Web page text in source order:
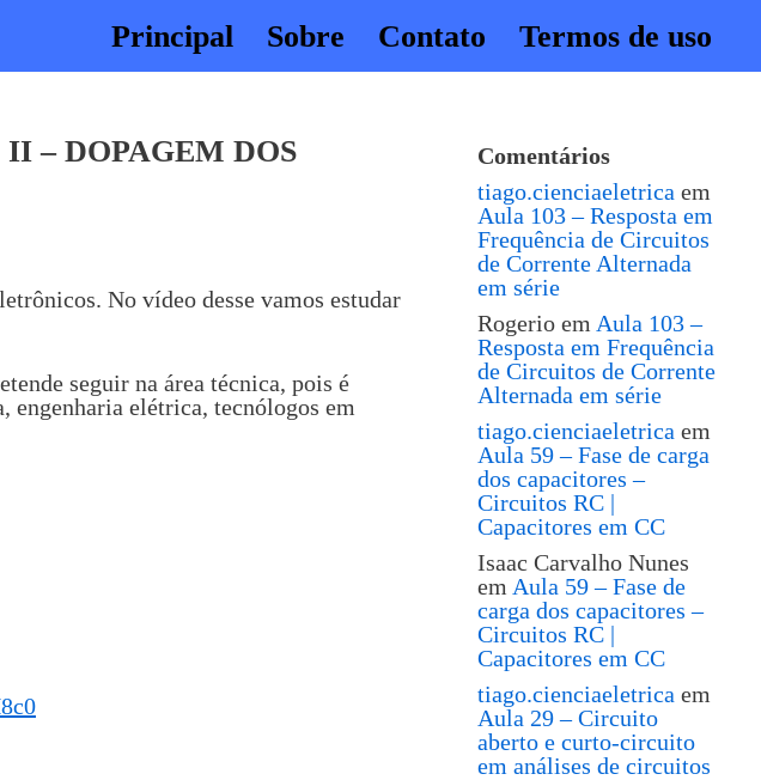
Principal Sobre Contato Termos de uso
– DOPAGEM DOS
No vídeo desse vamos estudar
seguir na área técnica, pois é
engenharia elétrica, tecnólogos em
Comentários
tiago.cienciaeletrica em
Aula 103 – Resposta em
Frequência de Circuitos
de Corrente Alternada
em série
Rogerio em Aula 103 –
Resposta em Frequência
de Circuitos de Corrente
Alternada em série
tiago.cienciaeletrica em
Aula 59 – Fase de carga
dos capacitores –
Circuitos RC |
Capacitores em CC
Isaac Carvalho Nunes
em Aula 59 – Fase de
carga dos capacitores –
Circuitos RC |
Capacitores em CC
tiago.cienciaeletrica em
Aula 29 – Circuito
aberto e curto-circuito
em análises de circuitos